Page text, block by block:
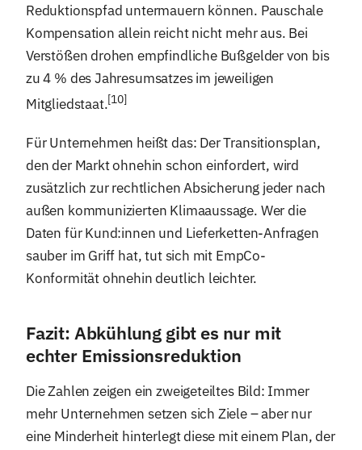
Reduktionspfad untermauern können. Pauschale
Kompensation allein reicht nicht mehr aus. Bei
Verstößen drohen empfindliche Bußgelder von bis
zu 4 % des Jahresumsatzes im jeweiligen
Mitgliedstaat.[10]
Für Unternehmen heißt das: Der Transitionsplan,
den der Markt ohnehin schon einfordert, wird
zusätzlich zur rechtlichen Absicherung jeder nach
außen kommunizierten Klimaaussage. Wer die
Daten für Kund:innen und Lieferketten-Anfragen
sauber im Griff hat, tut sich mit EmpCo-
Konformität ohnehin deutlich leichter.
Fazit: Abkühlung gibt es nur mit
echter Emissionsreduktion
Die Zahlen zeigen ein zweigeteiltes Bild: Immer
mehr Unternehmen setzen sich Ziele – aber nur
eine Minderheit hinterlegt diese mit einem Plan, der